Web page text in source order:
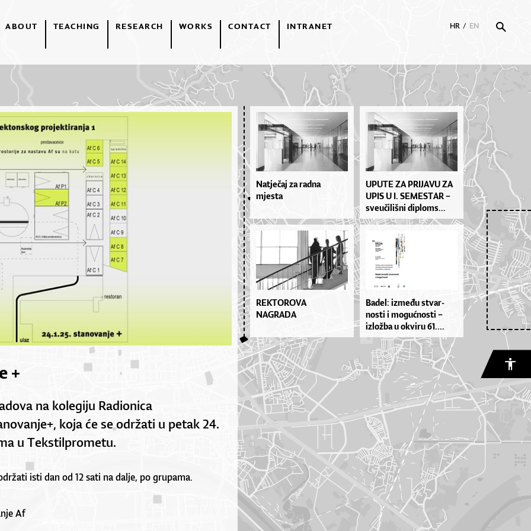
ABOUT TEACHING RESEARCH WORKS CONTACT INTRANET HR / EN
+
na kolegiju Radionica
koja će se održati u petak 24.
u Tekstilprometu.
isti dan od 12 sati na dalje, po grupama.
Af
Natječaj za radna
mjesta
UPU­TE ZA PRI­JA­VU ZA
UPIS U I. SE­MES­TAR –
sve­u­či­liš­ni di­plo­ms...
REKTOROVA
NAGRADA
Ba­de­l: iz­me­đu stvar­
nos­ti i mo­gu­ćnos­ti –
izlož­ba u okvi­ru 61....